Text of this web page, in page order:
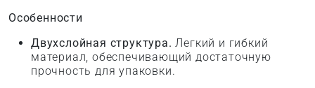
Особенности
Двухслойная структура. Легкий и гибкий
материал, обеспечивающий достаточную
прочность для упаковки.